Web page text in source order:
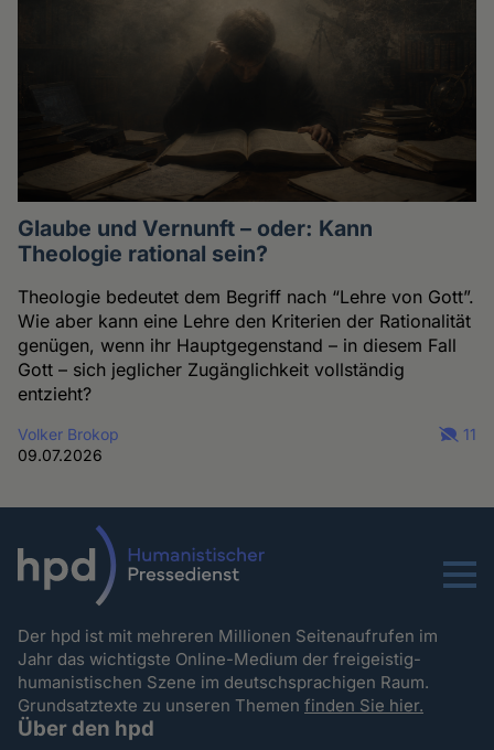
Glaube und Vernunft – oder: Kann
Theologie rational sein?
Theologie bedeutet dem Begriff nach “Lehre von Gott”.
Wie aber kann eine Lehre den Kriterien der Rationalität
genügen, wenn ihr Hauptgegenstand – in diesem Fall
Gott – sich jeglicher Zugänglichkeit vollständig
entzieht?
Volker Brokop
09.07.2026
11
Menu
Der hpd ist mit mehreren Millionen Seitenaufrufen im
Jahr das wichtigste Online-Medium der freigeistig-
humanistischen Szene im deutschsprachigen Raum.
Grundsatztexte zu unseren Themenfinden Sie hier.
Über den hpd